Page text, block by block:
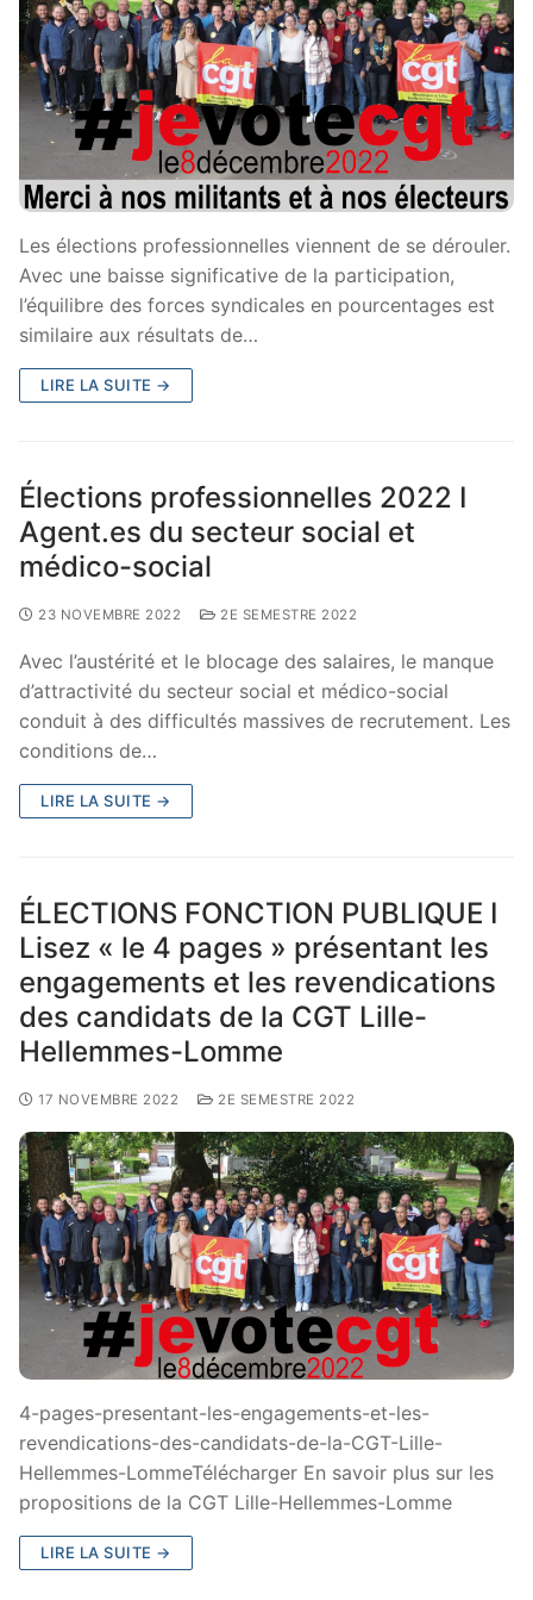
Les élections professionnelles viennent de se dérouler.
Avec une baisse significative de la participation,
l’équilibre des forces syndicales en pourcentages est
similaire aux résultats de…
LIRE LA SUITE →
Élections professionnelles 2022 I
Agent.es du secteur social et
médico-social
23 NOVEMBRE 2022 2E SEMESTRE 2022
Avec l’austérité et le blocage des salaires, le manque
d’attractivité du secteur social et médico-social
conduit à des difficultés massives de recrutement. Les
conditions de…
LIRE LA SUITE →
ÉLECTIONS FONCTION PUBLIQUE I
Lisez « le 4 pages » présentant les
engagements et les revendications
des candidats de la CGT Lille-
Hellemmes-Lomme
17 NOVEMBRE 2022 2E SEMESTRE 2022
4-pages-presentant-les-engagements-et-les-
revendications-des-candidats-de-la-CGT-Lille-
Hellemmes-LommeTélécharger En savoir plus sur les
propositions de la CGT Lille-Hellemmes-Lomme
LIRE LA SUITE →